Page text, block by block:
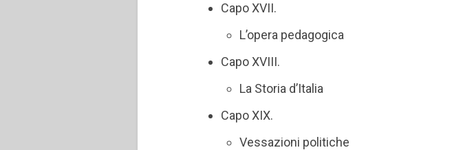
Capo XVII.
L’opera pedagogica
Capo XVIII.
La Storia d’Italia
Capo XIX.
Vessazioni politiche